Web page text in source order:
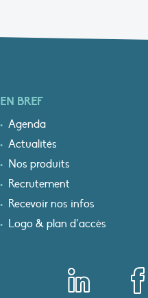
EN BREF
Agenda
Actualités
Nos produits
Recrutement
Recevoir nos infos
Logo & plan d’accès